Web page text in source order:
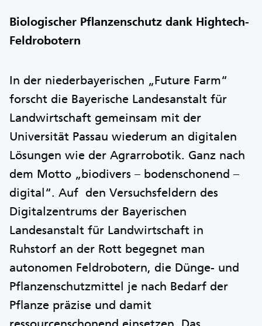
Biologischer Pflanzenschutz dank Hightech-
Feldrobotern
In der niederbayerischen „Future Farm“
forscht die Bayerische Landesanstalt für
Landwirtschaft gemeinsam mit der
Universität Passau wiederum an digitalen
Lösungen wie der Agrarrobotik. Ganz nach
dem Motto „biodivers – bodenschonend –
digital“. Auf den Versuchsfeldern des
Digitalzentrums der Bayerischen
Landesanstalt für Landwirtschaft in
Ruhstorf an der Rott begegnet man
autonomen Feldrobotern, die Dünge- und
Pflanzenschutzmittel je nach Bedarf der
Pflanze präzise und damit